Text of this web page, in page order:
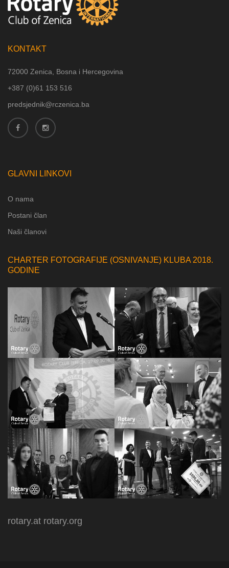
KONTAKT
72000 Zenica, Bosna i Hercegovina
+387 (0)61 153 516
predsjednik@rczenica.ba
GLAVNI LINKOVI
O nama
Postani član
Naši članovi
CHARTER FOTOGRAFIJE (OSNIVANJE) KLUBA 2018.
GODINE
rotary.at rotary.org